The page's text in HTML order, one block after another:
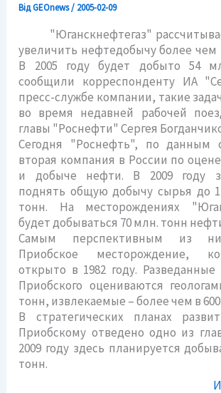
ВідGEOnews/ 2005-02-09
"Юганскнефтегаз"
увеличить нефтедобычу более чем
В 2005 году будет добыто 54
сообщили корреспонденту ИА
пресс-службе компании, такие
во время недавней рабочей
главы "Роснефти" Сергея
Сегодня "Роснефть", по данным
вторая компания в России по
и добыче нефти. В 2009 году
поднять общую добычу сырья до
тонн. На месторождениях
будет добываться 70 млн. тонн
Самым перспективным из
Приобское месторождение,
открыто в 1982 году.
Приобского оцениваются
тонн, извлекаемые – более чем в
В стратегических планах
Приобскому отведено одно из
2009 году здесь планируется
тонн.